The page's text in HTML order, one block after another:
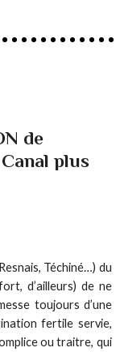
de
plus
Téchiné…) du
d’ailleurs) de ne
toujours d’une
fertile servie,
ou traitre, qui